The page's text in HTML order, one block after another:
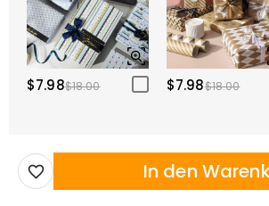
$7.98$18.00 $7.98$18.00
In den